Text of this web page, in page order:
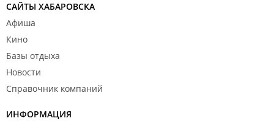
САЙТЫ ХАБАРОВСКА
Афиша
Кино
Базы отдыха
Новости
Справочник компаний
ИНФОРМАЦИЯ